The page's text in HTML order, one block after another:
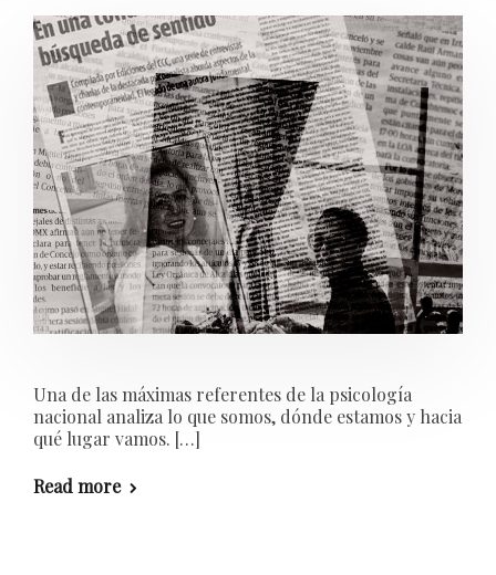
Una de las máximas referentes de la psicología
nacional analiza lo que somos, dónde estamos y hacia
qué lugar vamos. […]
Read more